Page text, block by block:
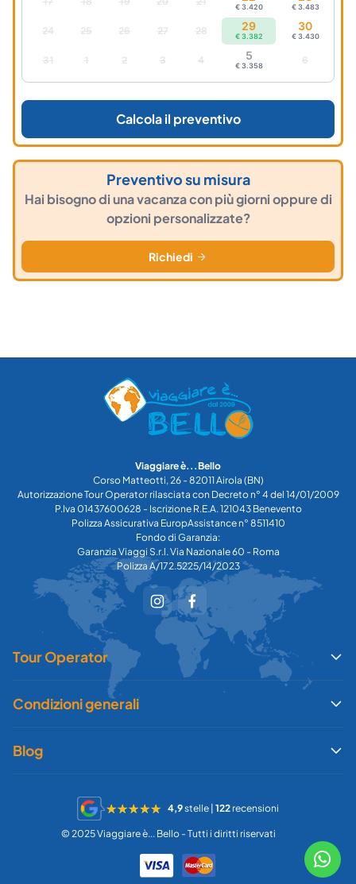
€ 3.420 € 3.483
24 25 26 27 28 29
€ 3.382
30
€ 3.430
31 1 2 3 4 5
€ 3.358 6
Calcola il preventivo
Preventivo su misura
Hai bisogno di una vacanza con più giorni oppure di
opzioni personalizzate?
Richiedi
Viaggiare è...Bello
Corso Matteotti, 26 - 82011 Airola (BN)
Autorizzazione Tour Operator rilasciata con Decreto n° 4 del 14/01/2009
P.Iva 01437600628 - Iscrizione R.E.A. 121043 Benevento
Polizza Assicurativa EuropAssistance n° 8511410
Fondo di Garanzia:
Garanzia Viaggi S.r.l. Via Nazionale 60 - Roma
Polizza A/172.5225/14/2023
Tour Operator
Condizioni generali
Blog
4,9stelle | 122 recensioni
© 2025 Viaggiare è... Bello - Tutti i diritti riservati